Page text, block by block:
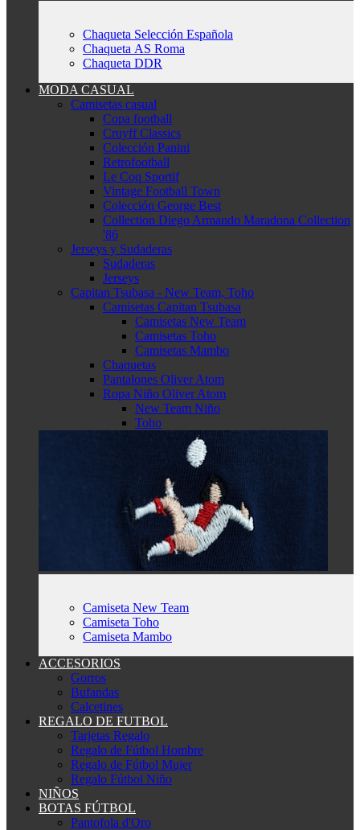
Chaqueta Selección Española
Chaqueta AS Roma
Chaqueta DDR
MODA CASUAL
Camisetas casual
Copa football
Cruyff Classics
Colección Panini
Retrofootball
Le Coq Sportif
Vintage Football Town
Colección George Best
Collection Diego Armando Maradona Collection
'86
Jerseys y Sudaderas
Sudaderas
Jerseys
Capitan Tsubasa - New Team, Toho
Camisetas Capitan Tsubasa
Camisetas New Team
Camisetas Toho
Camisetas Mambo
Chaquetas
Pantalones Oliver Atom
Ropa Niño Oliver Atom
New Team Niño
Toho
Camiseta New Team
Camiseta Toho
Camiseta Mambo
ACCESORIOS
Gorros
Bufandas
Calcetines
REGALO DE FUTBOL
Tarjetas Regalo
Regalo de Fútbol Hombre
Regalo de Fútbol Mujer
Regalo Fútbol Niño
NIÑOS
BOTAS FÚTBOL
Pantofola d'Oro